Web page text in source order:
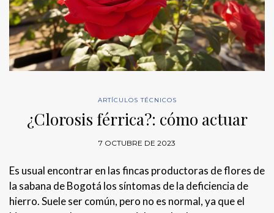
ARTÍCULOS TÉCNICOS
¿Clorosis férrica?: cómo actuar
7 OCTUBRE DE 2023
Es usual encontrar en las fincas productoras de flores de
la sabana de Bogotá los síntomas de la deficiencia de
hierro. Suele ser común, pero no es normal, ya que el